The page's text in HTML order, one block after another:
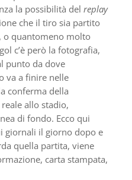
la possibilità del replay
che il tiro sia partito
o quantomeno molto
c’è però la fotografia,
punto da dove
va a finire nelle
conferma della
allo stadio,
di fondo. Ecco qui
giornali il giorno dopo e
quella partita, viene
carta stampata,